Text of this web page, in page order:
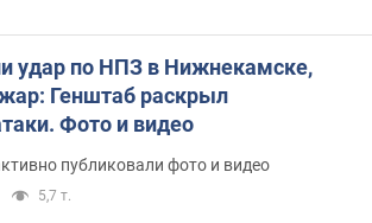
удар по НПЗ в Нижнекамске,
Генштаб раскрыл
Фото и видео
публиковали фото и видео
5,7 т.